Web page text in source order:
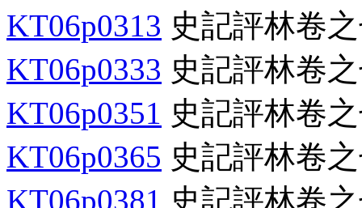
KT06p0313 史記評林卷
KT06p0333 史記評林卷
KT06p0351 史記評林卷
KT06p0365 史記評林卷
KT06p0381 史記評林卷